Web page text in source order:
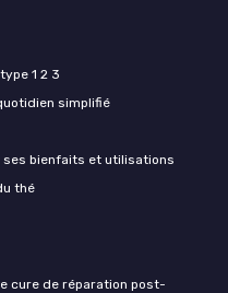
1 2 3
simplifié
ses bienfaits et utilisations
thé
cure de réparation post-